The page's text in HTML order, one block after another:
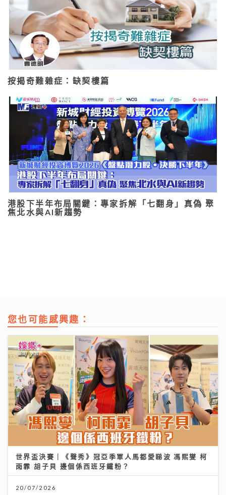
按揭奇難雜症：缺契樓篇
港股下半年布局關鍵：專家拆解「七翻身」真偽 聚
焦北水與AI新趨勢
您也可能感興趣：
世界盃決賽｜《聲秀》冠亞季軍人馬都愛睇波 馮熙燮 柯
雨霏 胡子貝 邊個係西班牙鐵粉？
20/07/2026